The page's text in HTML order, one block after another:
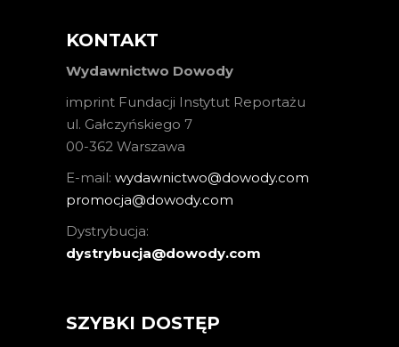
KONTAKT
Wydawnictwo Dowody
imprint Fundacji Instytut Reportażu
ul. Gałczyńskiego 7
00-362 Warszawa
E-mail: wydawnictwo@dowody.com
promocja@dowody.com
Dystrybucja:
dystrybucja@dowody.com
SZYBKI DOSTĘP